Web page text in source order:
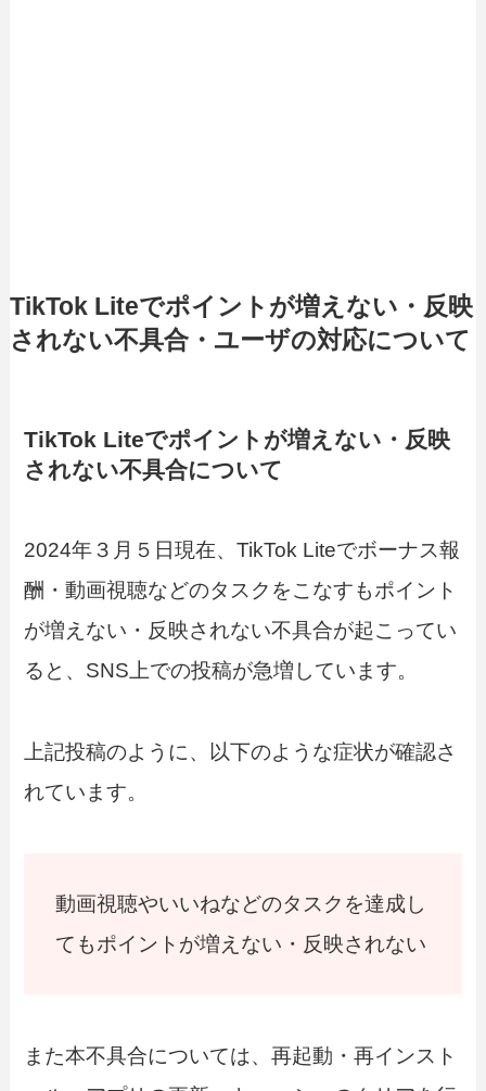
TikTok Liteでポイントが増えない・反映
されない不具合・ユーザの対応について
TikTok Liteでポイントが増えない・反映
されない不具合について
2024年３月５日現在、TikTok Liteでボーナス報
酬・動画視聴などのタスクをこなすもポイント
が増えない・反映されない不具合が起こってい
ると、SNS上での投稿が急増しています。
上記投稿のように、以下のような症状が確認さ
れています。
動画視聴やいいねなどのタスクを達成し
てもポイントが増えない・反映されない
また本不具合については、再起動・再インスト